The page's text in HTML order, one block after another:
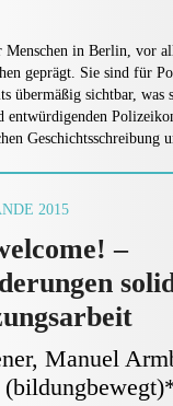
Menschen in Berlin, vor
geprägt. Sie sind für
übermäßig sichtbar, was
Geschichtsschreibung
2015
–
Manuel